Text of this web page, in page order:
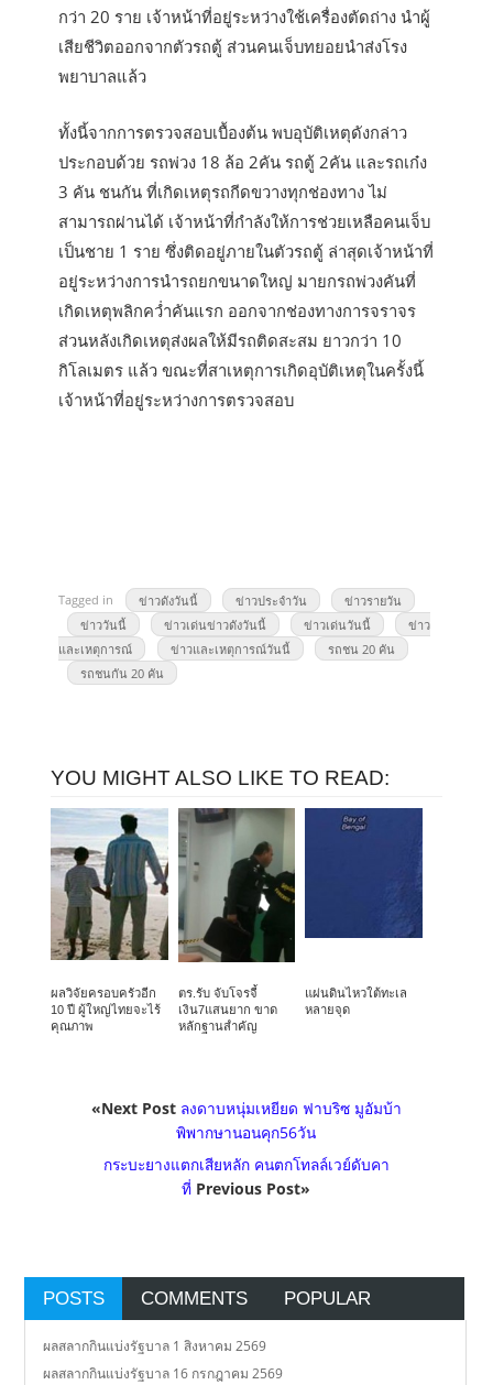
กว่า 20 ราย เจ้าหน้าที่อยู่ระหว่างใช้เครื่องตัดถ่าง นำผู้
เสียชีวิตออกจากตัวรถตู้ ส่วนคนเจ็บทยอยนำส่งโรง
พยาบาลแล้ว
ทั้งนี้จากการตรวจสอบเบื้องต้น พบอุบัติเหตุดังกล่าว
ประกอบด้วย รถพ่วง 18 ล้อ 2คัน รถตู้ 2คัน และรถเก๋ง
3 คัน ชนกัน ที่เกิดเหตุรถกีดขวางทุกช่องทาง ไม่
สามารถผ่านได้ เจ้าหน้าที่กำลังให้การช่วยเหลือคนเจ็บ
เป็นชาย 1 ราย ซึ่งติดอยู่ภายในตัวรถตู้ ล่าสุดเจ้าหน้าที่
อยู่ระหว่างการนำรถยกขนาดใหญ่ มายกรถพ่วงคันที่
เกิดเหตุพลิกคว่ำคันแรก ออกจากช่องทางการจราจร
ส่วนหลังเกิดเหตุส่งผลให้มีรถติดสะสม ยาวกว่า 10
กิโลเมตร แล้ว ขณะที่สาเหตุการเกิดอุบัติเหตุในครั้งนี้
เจ้าหน้าที่อยู่ระหว่างการตรวจสอบ
Tagged in ข่าวดังวันนี้ ข่าวประจำวัน
ข่าวรายวัน
ข่าววันนี้
ข่าวเด่นข่าวดังวันนี้ ข่าวเด่นวันนี้
ข่าว
และเหตุการณ์
ข่าวและเหตุการณ์วันนี้
รถชน 20 คัน
รถชนกัน 20 คัน
YOU MIGHT ALSO LIKE TO READ:
ผลวิจัยครอบครัวอีก
10 ปี ผู้ใหญ่ไทยจะไร้
คุณภาพ
ตร.รับ จับโจรจี้
เงิน7แสนยาก ขาด
หลักฐานสำคัญ
แผ่นดินไหวใต้ทะเล
หลายจุด
«Next Post ลงดาบหนุ่มเหยียด ฟาบริซ มูอัมบ้า
พิพากษานอนคุก56วัน
กระบะยางแตกเสียหลัก คนตกโทลล์เวย์ดับคา
ที่ Previous Post»
POSTS COMMENTS POPULAR
ผลสลากกินแบ่งรัฐบาล 1 สิงหาคม 2569
ผลสลากกินแบ่งรัฐบาล 16 กรกฎาคม 2569